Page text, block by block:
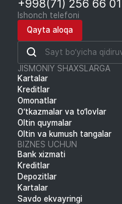
+998(71) 256 66 01
Ishonch telefoni
Qayta aloqa
JISMONIY SHAXSLARGA
Kartalar
Kreditlar
Omonatlar
O‘tkazmalar va to‘lovlar
Oltin quymalar
Oltin va kumush tangalar
BIZNES UCHUN
Bank xizmati
Kreditlar
Depozitlar
Kartalar
Savdo ekvayringi